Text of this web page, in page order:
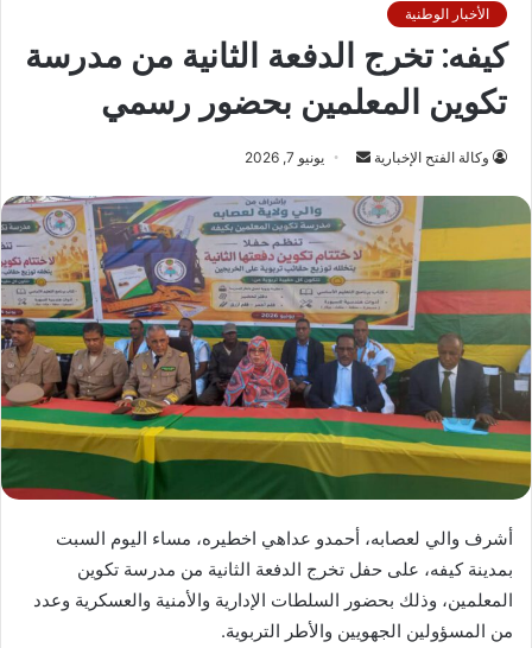
الأخبار الوطنية
كيفه: تخرج الدفعة الثانية من مدرسة
تكوين المعلمين بحضور رسمي
وكالة الفتح الإخبارية
أرسل
إلكترونيا
يونيو 7, 2026
أشرف والي لعصابه، أحمدو عداهي اخطيره، مساء اليوم السبت
بمدينة كيفه، على حفل تخرج الدفعة الثانية من مدرسة تكوين
المعلمين، وذلك بحضور السلطات الإدارية والأمنية والعسكرية وعدد
من المسؤولين الجهويين والأطر التربوية.